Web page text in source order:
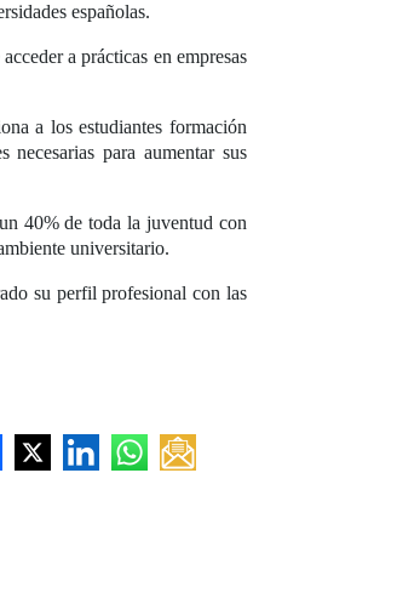
españolas.
a prácticas en empresas
a los estudiantes formación
para aumentar sus
40% de toda la juventud con
universitario.
su perfil profesional con las